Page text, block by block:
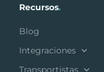
Recursos.
Blog
Integraciones
Transportistas